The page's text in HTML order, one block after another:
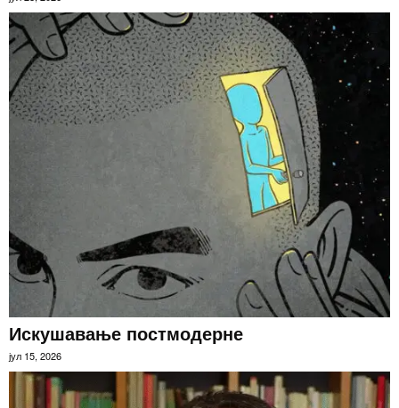
Искушавање постмодерне
јул 15, 2026